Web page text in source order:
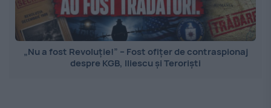
„Nu a fost Revoluție!” – Fost ofițer de contraspionaj
despre KGB, Iliescu și Teroriști